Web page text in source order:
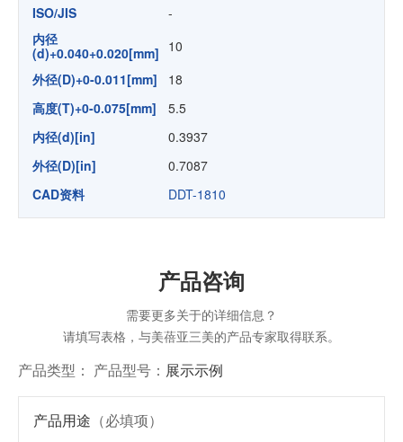
ISO/JIS
-
内径
(d)+0.040+0.020[mm] 10
外径(D)+0-0.011[mm]
18
高度(T)+0-0.075[mm]
5.5
内径(d)[in]
0.3937
外径(D)[in]
0.7087
CAD资料
DDT-1810
产品咨询
需要更多关于的详细信息？
请填写表格，与美蓓亚三美的产品专家取得联系。
产品类型： 产品型号： 展示示例
产品用途 （必填项）